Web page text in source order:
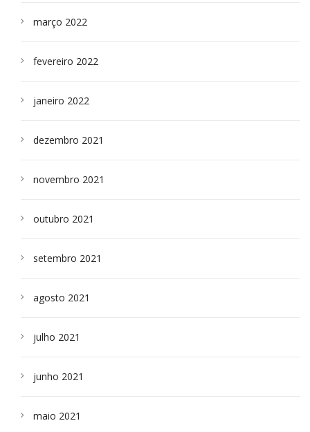
março 2022
fevereiro 2022
janeiro 2022
dezembro 2021
novembro 2021
outubro 2021
setembro 2021
agosto 2021
julho 2021
junho 2021
maio 2021